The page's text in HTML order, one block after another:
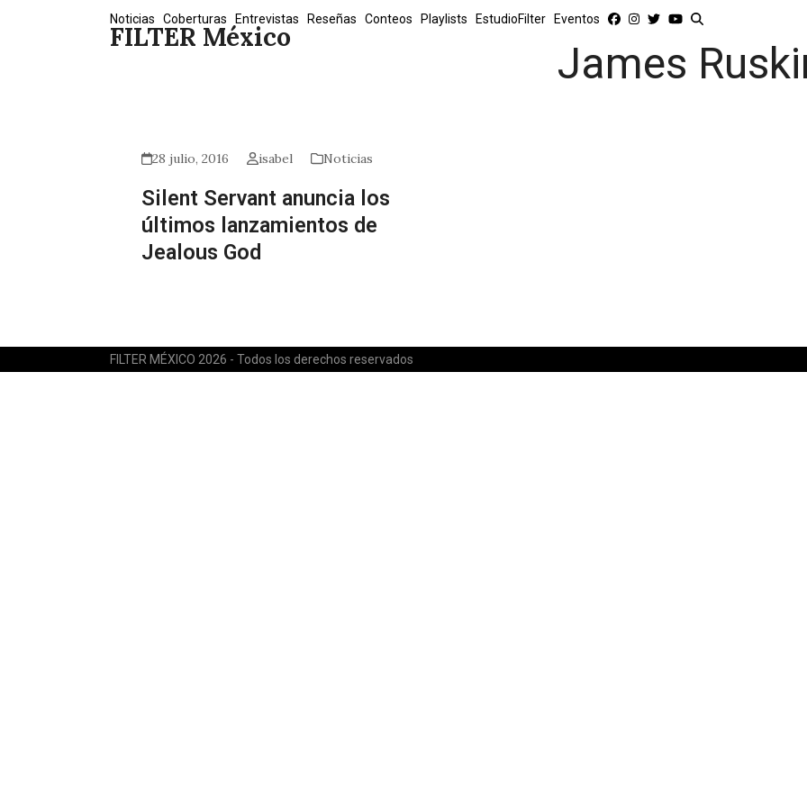
FILTER México
Noticias Coberturas Entrevistas Reseñas Conteos Playlists EstudioFilter Eventos
James
28 julio, 2016 isabel Noticias
Silent Servant anuncia los
últimos lanzamientos de
Jealous God
FILTER MÉXICO 2026 - Todos los derechos reservados